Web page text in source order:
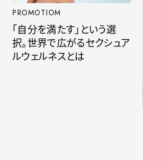
PROMOTIOM
「自分を満たす」という選
択。世界で広がるセクシュア
ルウェルネスとは